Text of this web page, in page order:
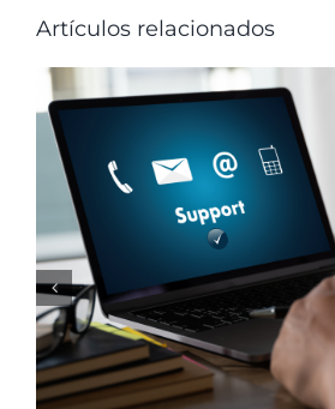
Artículos relacionados